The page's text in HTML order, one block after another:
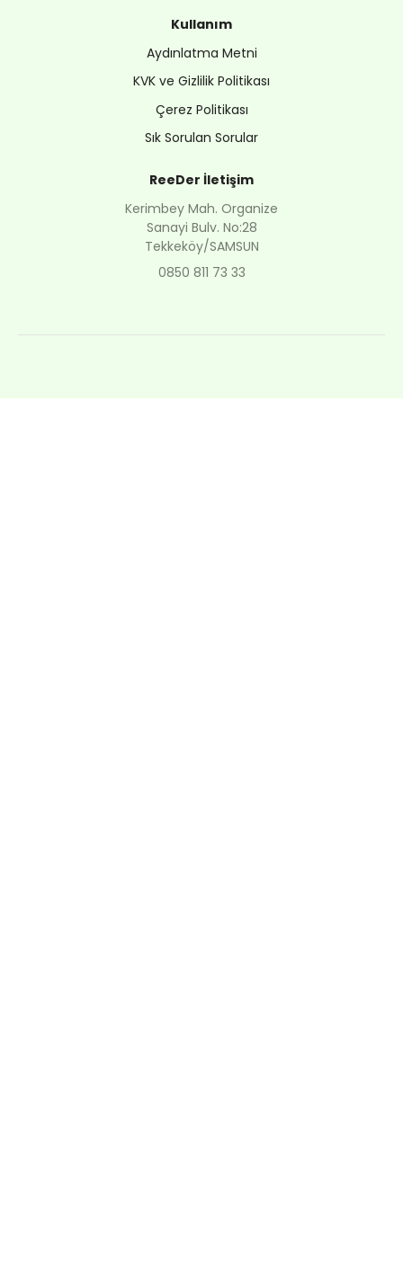
Kullanım
Aydınlatma Metni
KVK ve Gizlilik Politikası
Çerez Politikası
Sık Sorulan Sorular
ReeDer İletişim
Kerimbey Mah. Organize
Sanayi Bulv. No:28
Tekkeköy/SAMSUN
0850 811 73 33